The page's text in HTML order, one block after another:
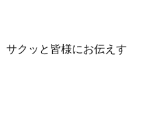
サクッと皆様にお伝えす